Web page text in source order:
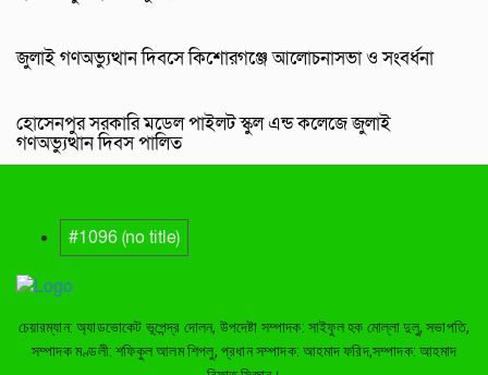
জুলাই গণঅভ্যুত্থান দিবসে কিশোরগঞ্জে আলোচনাসভা ও সংবর্ধনা
হোসেনপুর সরকারি মডেল পাইলট স্কুল এন্ড কলেজে জুলাই
গণঅভ্যুত্থান দিবস পালিত
#1096 (no title)
চেয়ারম্যান: অ্যাডভোকেট ভূপেন্দ্র দোলন, উপদেষ্টা সম্পাদক: সাইফুল হক মোল্লা দুলু, সভাপতি,
সম্পাদক মণ্ডলী: শফিকুল আলম শিপলু, প্রধান সম্পাদক: আহমাদ ফরিদ,সম্পাদক: আহমাদ